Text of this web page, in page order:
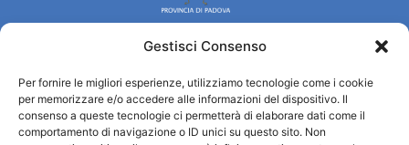
Gestisci Consenso
Per fornire le migliori esperienze, utilizziamo tecnologie come i cookie
per memorizzare e/o accedere alle informazioni del dispositivo. Il
consenso a queste tecnologie ci permetterà di elaborare dati come il
comportamento di navigazione o ID unici su questo sito. Non
Turismo Padova
Qui sommes-nous ?